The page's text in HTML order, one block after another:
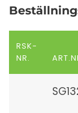
RSK-
NR.